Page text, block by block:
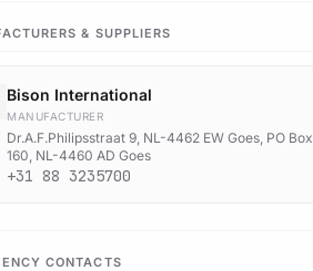
& SUPPLIERS
Bison International
MANUFACTURER
Dr.A.F.Philipsstraat 9, NL-4462 EW Goes, PO Box
160, NL-4460 AD Goes
+31 88 3235700
CONTACTS